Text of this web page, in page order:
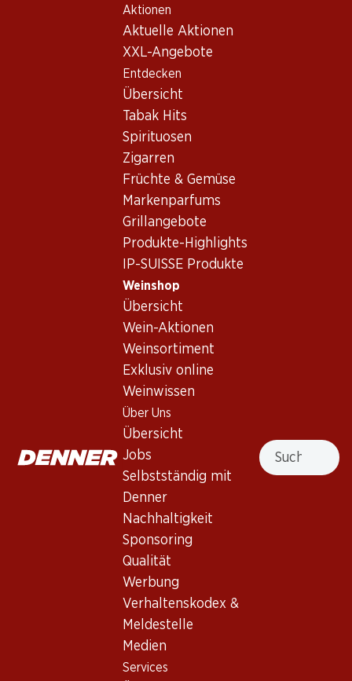
Aktionen
Aktuelle Aktionen
XXL-Angebote
Entdecken
Übersicht
Tabak Hits
Spirituosen
Zigarren
Früchte & Gemüse
Markenparfums
Grillangebote
Produkte-Highlights
IP-SUISSE Produkte
Weinshop
Übersicht
Wein-Aktionen
Weinsortiment
Exklusiv online
Weinwissen
Über Uns
Übersicht
Jobs
Selbstständig mit
Denner
Nachhaltigkeit
Sponsoring
Qualität
Werbung
Verhaltenskodex &
Meldestelle
Medien
Services
Suche
Wein/Champagner
Rioja Faustino V Rosado Rioja DOCa
Vorderseite
Faustino V Rosado Rioja DOCa
Intensiv, elegant, ausgewogen. Aromen von frischen roten
Früchten (Himbeere, Erdbeere) und feine Orangenblüte und
Jasmin Noten. Angenehmes mittleres bis volles Mundgefühl.
Gute Säure, frisch. Fast nicht wahrnehmbare bittere Note.
Ausgewogen. Langes und anhaltendes Finale.
Wissenswertes